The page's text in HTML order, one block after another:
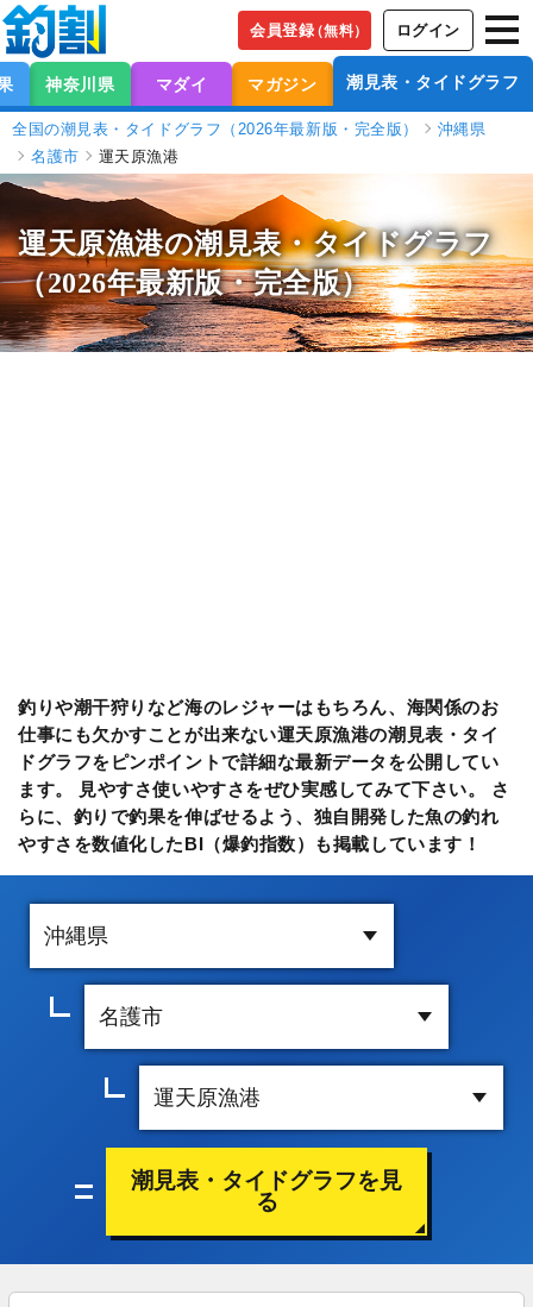
会員登録（無料） ログイン
神奈川県 マダイ マガジン 潮見表・タイドグラフ
全国の潮見表・タイドグラフ（2026年最新版・完全版）
沖縄県
名護市
運天原漁港
運天原漁港の潮見表・タイドグラフ
（2026年最新版・完全版）
釣りや潮干狩りなど海のレジャーはもちろん、海関係のお
仕事にも欠かすことが出来ない運天原漁港の潮見表・タイ
ドグラフをピンポイントで詳細な最新データを公開してい
ます。 見やすさ使いやすさをぜひ実感してみて下さい。 さ
らに、釣りで釣果を伸ばせるよう、独自開発した魚の釣れ
やすさを数値化したBI（爆釣指数）も掲載しています！
潮見表・タイドグラフを見
る